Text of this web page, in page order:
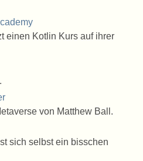
einen Kotlin Kurs auf ihrer
von Matthew Ball.
sich selbst ein bisschen